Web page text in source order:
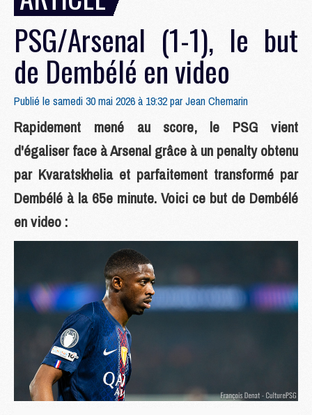
PSG/Arsenal (1-1), le but
de Dembélé en video
Publié le samedi 30 mai 2026 à 19:32 parJean Chemarin
Rapidement mené au score, le PSG vient
d'égaliser face à Arsenal grâce à un penalty obtenu
par Kvaratskhelia et parfaitement transformé par
Dembélé à la 65e minute. Voici ce but de Dembélé
en video :